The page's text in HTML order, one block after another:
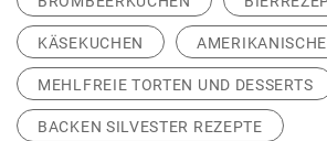
KÄSEKUCHEN
MEHLFREIE TORTEN UND DESSERTS
BACKEN SILVESTER REZEPTE